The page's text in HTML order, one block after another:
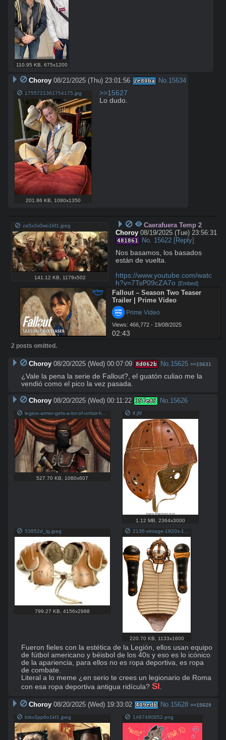
110.95 KB 675x1200
Choroy 08/21/2025 (Thu) 23:01:56 2e80ba No. 15634
1755721361754175.jpg
201.86 KB 1080x1350
>>15627
Lo dudo.
za5x3x0wo1kf1.jpeg
141.12 KB,1179x502
Caerafuera Temp 2
Choroy 08/19/2025 (Tue) 23:56:31
481861 No. 15622 [Reply]
Nos basamos, los basados
están de vuelta.
https://www.youtube.com/watc
h?v=7TsP09cZA7o [Embed]
Fallout – Season Two Teaser
Trailer | Prime Video
Prime Video
Views: 466,772 - 19/08/2025
02:43
2 posts omitted.
Choroy 08/20/2025 (Wed) 00:07:09 8d062b No.15625 >>15631
¿Vale la pena la serie de Fallout?, el guatón culiao me la
vendió como el pico la vez pasada.
Choroy 08/20/2025 (Wed) 00:11:22 35fe85 No.15626
legion-armor-gets-a-lot-of-unfair-hate-first-off-its-not-v0-i89m0senpew91.jpg
527.70 KB, 1080x607
lf.jfif
1.12 MB, 2364x3000
53852d_lg.jpeg
799.27 KB ,4156x2988
220.70 KB 1133x1600
Fueron fieles con la estética de la Legión, ellos usan equipo
de fútbol americano y béisbol de los 40s y eso es lo icónico
de la apariencia, para ellos no es ropa deportiva, es ropa
de combate.
Literal a lo meme ¿en serio te crees un legionario de Roma
con esa ropa deportiva antigua ridícula? SI.
Choroy 08/20/2025 (Wed) 19:33:02 409edb No.15628 >>15629
btkv3pp6o1kf1.jpeg 1497480852.png